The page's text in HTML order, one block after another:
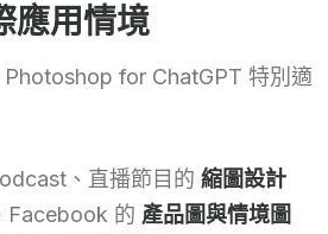
應用情境
Photoshop for ChatGPT 特別適
、直播節目的 縮圖設計
Facebook 的 產品圖與情境圖